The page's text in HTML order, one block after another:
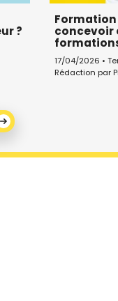
?
concevoir
17/04/2026 •
Rédaction par